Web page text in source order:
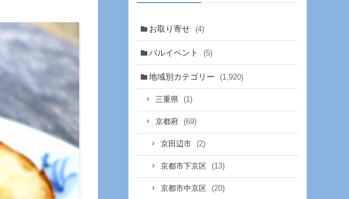
お取り寄せ (4)
バルイベント (5)
地域別カテゴリー (1,920)
三重県 (1)
京都府 (69)
京田辺市 (2)
京都市下京区 (13)
京都市中京区 (20)